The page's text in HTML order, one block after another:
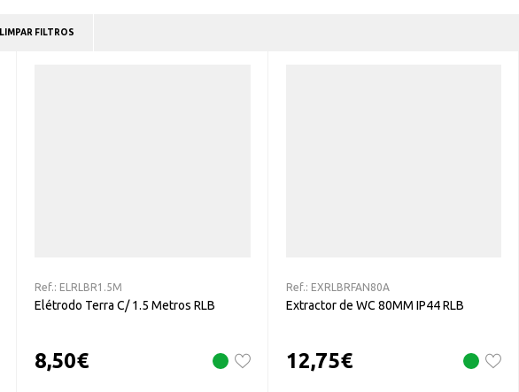
LIMPAR FILTROS
Ref.: ELRLBR1.5M
Elétrodo Terra C/ 1.5 Metros RLB
8,50€
Ref.: EXRLBRFAN80A
Extractor de WC 80MM IP44 RLB
12,75€